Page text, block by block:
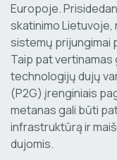
Europoje.
skatinimo
sistemų prijungimai
Taip pat
technologijų dujų
(P2G) įrenginiais
metanas gali būti
infrastruktūrą ir
dujomis.